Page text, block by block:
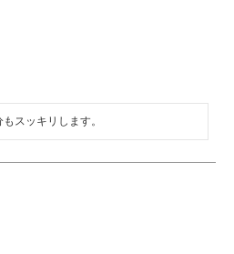
スッキリします。